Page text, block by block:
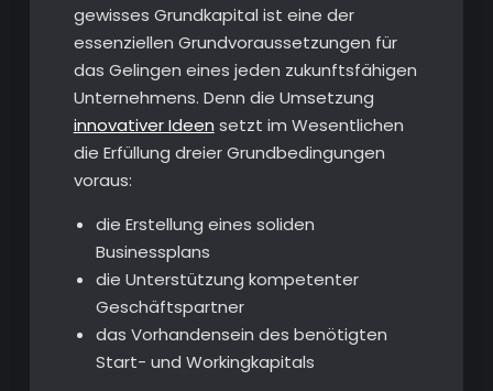
gewisses Grundkapital ist eine der
essenziellen Grundvoraussetzungen für
das Gelingen eines jeden zukunftsfähigen
Unternehmens. Denn die Umsetzung
innovativer Ideen setzt im Wesentlichen
die Erfüllung dreier Grundbedingungen
voraus:
die Erstellung eines soliden
Businessplans
die Unterstützung kompetenter
Geschäftspartner
das Vorhandensein des benötigten
Start- und Workingkapitals